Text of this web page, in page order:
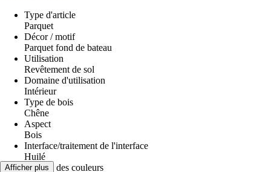
Type d'article
Parquet
Décor / motif
Parquet fond de bateau
Utilisation
Revêtement de sol
Domaine d'utilisation
Intérieur
Type de bois
Chêne
Aspect
Bois
Interface/traitement de l'interface
Huilé
Nuance des couleurs
Afficher plus